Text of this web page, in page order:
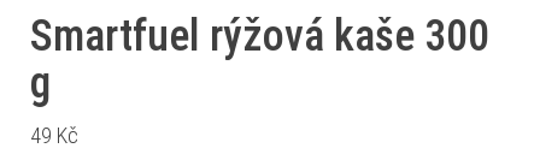
Smartfuel rýžová kaše 300
g
49 Kč